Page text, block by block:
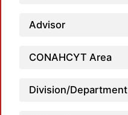
Advisor
CONAHCYT Area
Division/Department